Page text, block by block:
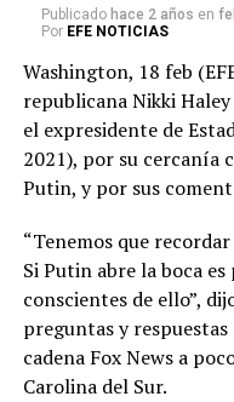
Publicado hace 2 años en
Por EFE NOTICIAS
Washington, 18 feb
republicana Nikki
el expresidente de
2021), por su cercanía
Putin, y por sus
“Tenemos que
Si Putin abre la boca
conscientes de ello”,
preguntas y
cadena Fox News a
Carolina del Sur.